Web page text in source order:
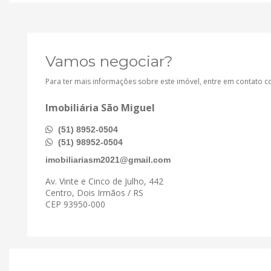
Vamos negociar?
Para ter mais informações sobre este imóvel, entre em contato
Imobiliária São Miguel
(51) 8952-0504
(51) 98952-0504
imobiliariasm2021@gmail.com
Av. Vinte e Cinco de Julho, 442
Centro, Dois Irmãos / RS
CEP 93950-000